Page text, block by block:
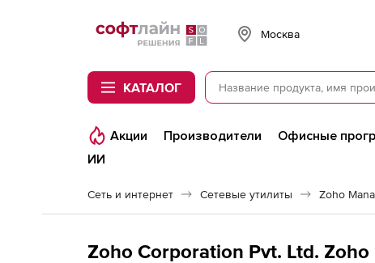
Softline
Москва
КАТАЛОГ
Акции Производители Офисные
ИИ
Сеть и интернет Сетевые утилиты Zoho
Zoho Corporation Pvt. Ltd.